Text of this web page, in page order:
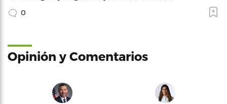
0
Opinión y Comentarios